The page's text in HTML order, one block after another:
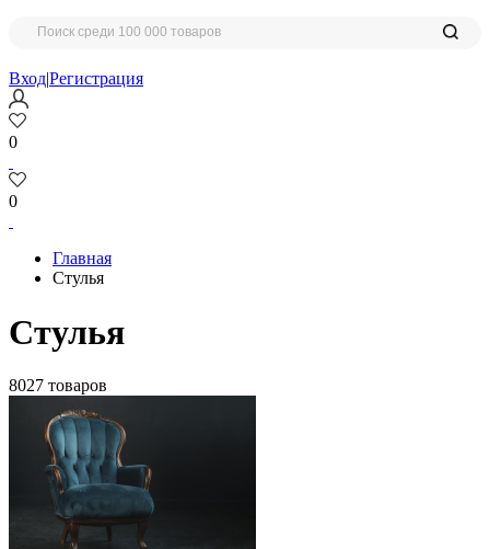
Вход|Регистрация
0
0
Главная
Стулья
Стулья
8027 товаров